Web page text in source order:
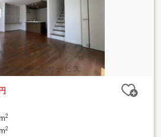
2
2